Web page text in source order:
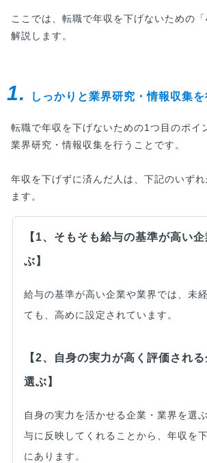
ここでは、転職で年収を下げないための
解説します。
1. しっかりと業界研究・情報収集を
転職で年収を下げないための1つ目のポイ
業界研究・情報収集を行うことです。
年収を下げずに済んだ人は、下記のいず
ます。
【1、そもそも給与の基準が高い
ぶ】
給与の基準が高い企業や業界では、未
ても、高めに設定されています。
【2、自身の実力が高く評価され
選ぶ】
自身の実力を活かせる企業・業界を選
与に反映してくれることから、年収を
にあります。